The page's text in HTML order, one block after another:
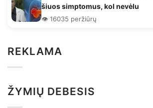
šiuos simptomus, kol nevėlu
👁️ 16035 peržiūrų
REKLAMA
ŽYMIŲ DEBESIS